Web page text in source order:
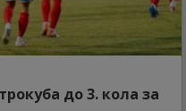
до 3. кола за